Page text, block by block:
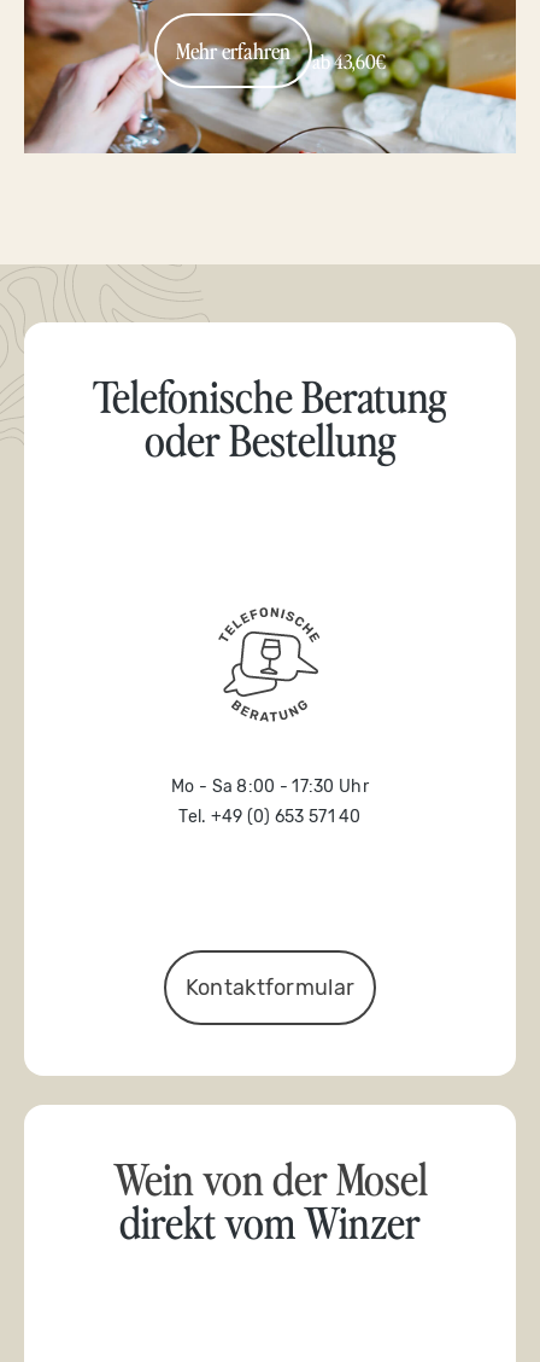
Mehr erfahren ab 43,60€
Telefonische Beratung
oder Bestellung
Mo - Sa 8:00 - 17:30 Uhr
Tel. +49 (0) 653 571 40
Kontaktformular
Wein von der Mosel
direkt vom Winzer